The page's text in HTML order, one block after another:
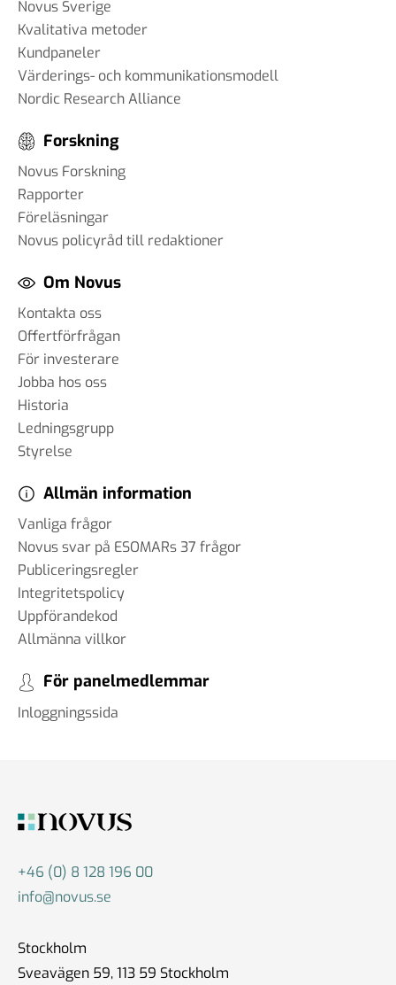
#88 Thomas Matsson -
12 feb 2025
om AI
#85 Christoph Hofinger - en
30 okt 2024
#84 Christian Syse - Ukraina,
säkerhetspolitik och
världsläget
18 okt 2024
framtidsutsikter
12 okt 2024
amerikanska valet från ett
demokratiskt perspektiv
Polariserade väljare och
Novus Sverige
Kvalitativa metoder
Kundpaneler
Värderings- och kommunikationsmodell
Nordic Research Alliance
Forskning
Novus Forskning
Rapporter
Föreläsningar
Novus policyråd till redaktioner
Om Novus
Kontakta oss
Offertförfrågan
För investerare
Jobba hos oss
Historia
Ledningsgrupp
Styrelse
Allmän information
Vanliga frågor
Novus svar på ESOMARs 37 frågor
Publiceringsregler
Integritetspolicy
Uppförandekod
Allmänna villkor
För panelmedlemmar
Inloggningssida
+46 (0) 8 128 196 00
info@novus.se
Stockholm
Sveavägen 59, 113 59 Stockholm